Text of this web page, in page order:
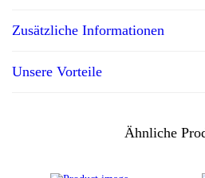
Zusätzliche Informationen
Unsere Vorteile
Ähnliche